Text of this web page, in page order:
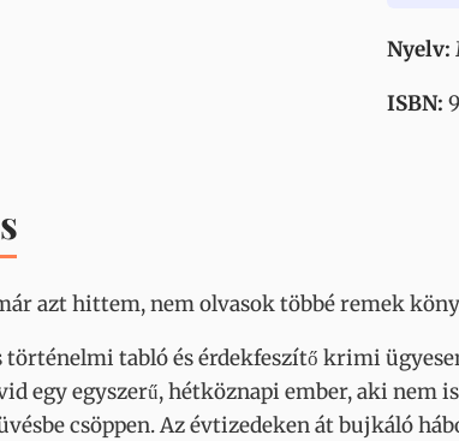
Nyelv:
ISBN:
azt hittem, nem olvasok többé remek
történelmi tabló és érdekfeszítő krimi
egy egyszerű, hétköznapi ember, aki nem
csöppen. Az évtizedeken át bujkáló